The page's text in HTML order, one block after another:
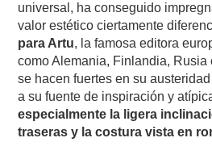
universal, ha conseguido
valor estético ciertamente
para Artu, la famosa editora
como Alemania, Finlandia,
se hacen fuertes en su
a su fuente de inspiración y
especialmente la ligera
traseras y la costura vista en